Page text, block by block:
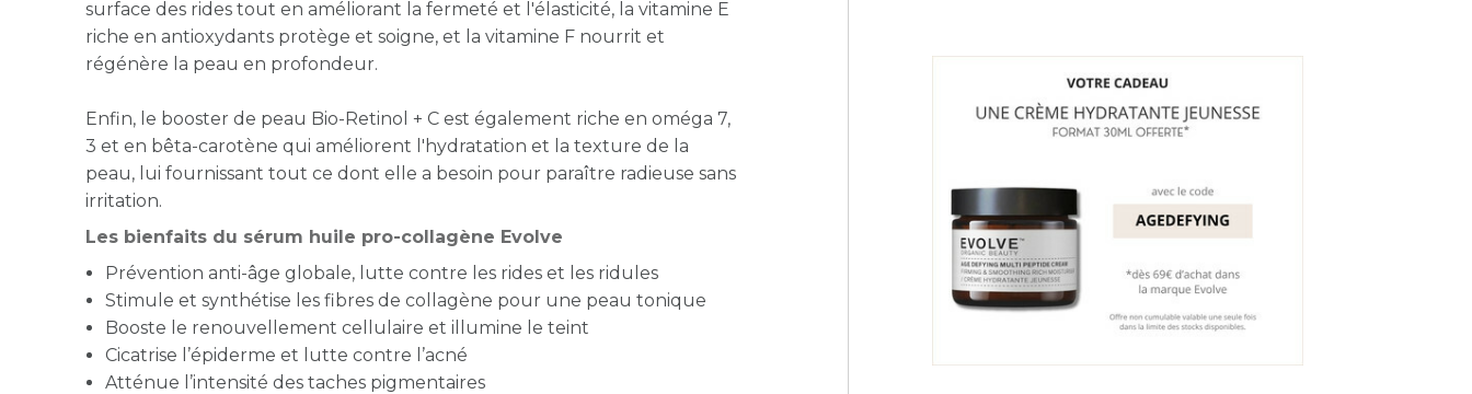
surface des rides tout en améliorant la fermeté et l'élasticité, la vitamine E
riche en antioxydants protège et soigne, et la vitamine F nourrit et
régénère la peau en profondeur.
Enfin, le booster de peau Bio-Retinol + C est également riche en oméga 7,
3 et en bêta-carotène qui améliorent l'hydratation et la texture de la
peau, lui fournissant tout ce dont elle a besoin pour paraître radieuse sans
irritation.
Les bienfaits du sérum huile pro-collagène Evolve
Prévention anti-âge globale, lutte contre les rides et les ridules
Stimule et synthétise les fibres de collagène pour une peau tonique
Booste le renouvellement cellulaire et illumine le teint
Cicatrise l’épiderme et lutte contre l’acné
Atténue l’intensité des taches pigmentaires